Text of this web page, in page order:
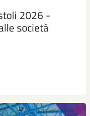
2026 -
società